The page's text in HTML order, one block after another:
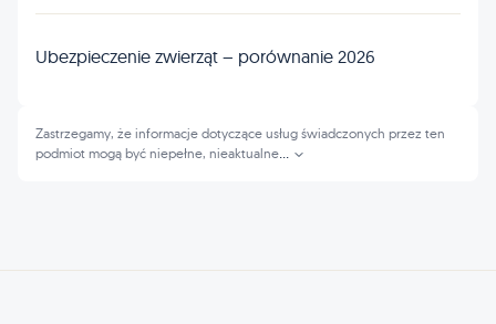
Ubezpieczenie zwierząt – porównanie 2026
Zastrzegamy, że informacje dotyczące usług świadczonych przez ten
podmiot mogą być niepełne, nieaktualne